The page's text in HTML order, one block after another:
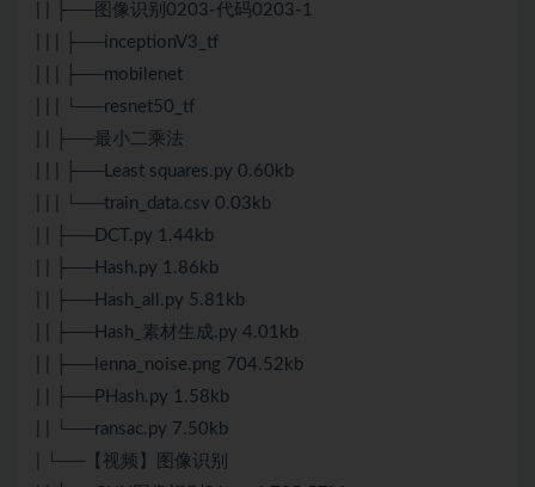
| | ├──图像识别0203-代码0203-1
| | | ├──inceptionV3_tf
| | | ├──mobilenet
| | | └──resnet50_tf
| | ├──最小二乘法
| | | ├──Least squares.py 0.60kb
| | | └──train_data.csv 0.03kb
| | ├──DCT.py 1.44kb
| | ├──Hash.py 1.86kb
| | ├──Hash_all.py 5.81kb
| | ├──Hash_素材生成.py 4.01kb
| | ├──lenna_noise.png 704.52kb
| | ├──PHash.py 1.58kb
| | └──ransac.py 7.50kb
| └──【视频】图像识别